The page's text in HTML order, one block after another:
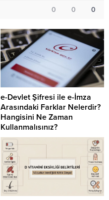
0 0 0
e-Devlet Şifresi ile e-İmza
Arasındaki Farklar Nelerdir?
Hangisini Ne Zaman
Kullanmalısınız?